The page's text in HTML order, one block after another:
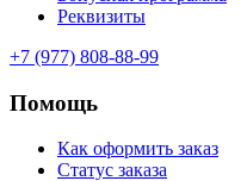
Реквизиты
+7 (977) 808-88-99
Помощь
Как оформить заказ
Статус заказа